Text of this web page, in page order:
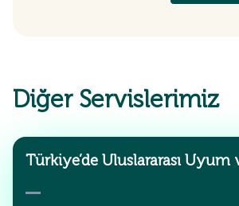
Diğer Servislerimiz
Türkiye’de Uluslararası